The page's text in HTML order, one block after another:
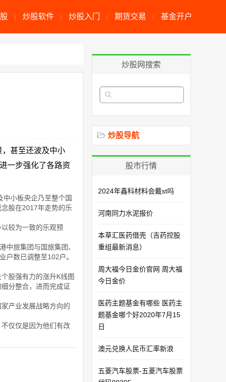
炒股软件 炒股入门 期货交易 基金开户
甚至还波及中小
一步强化了各路资
小板央企乃至整个国
股在2017年走势的乐
较为一致的乐观预
旅集团与国旅集团、
户数已调整至102户。
股强有力的涨升K线图
分整合，进而完成证
产业发展战略方向的
仅仅是因为他们有改
炒股网搜索
炒股导航
股市行情
2024年鑫科材料会戴st吗
河南同力水泥报价
本草汇医药借壳（吉药控股
重组最新消息）
周大福今日金价官网 周大福
今日金价
医药主题基金有哪些 医药主
题基金哪个好2020年7月15
日
澳元兑换人民币汇率新浪
五菱汽车股票-五菱汽车股票